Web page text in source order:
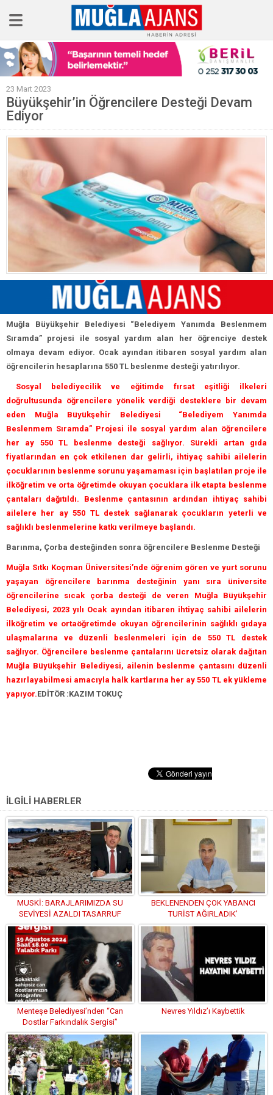
Ana Sayfa
Tüm Haberler
Köşe Yazıları
Sağlık
Magazin
23 Mart 2023
Büyükşehir’in Öğrencilere Desteği Devam
Ediyor
Muğla Büyükşehir Belediyesi “Belediyem Yanımda Beslenmem
Sıramda” projesi ile sosyal yardım alan her öğrenciye destek
olmaya devam ediyor. Ocak ayından itibaren sosyal yardım alan
öğrencilerin hesaplarına 550 TL beslenme desteği yatırılıyor.
Sosyal belediyecilik ve eğitimde fırsat eşitliği ilkeleri
doğrultusunda öğrencilere yönelik verdiği desteklere bir devam
eden Muğla Büyükşehir Belediyesi “Belediyem Yanımda
Beslenmem Sıramda” Projesi ile sosyal yardım alan öğrencilere
her ay 550 TL beslenme desteği sağlıyor. Sürekli artan gıda
fiyatlarından en çok etkilenen dar gelirli, ihtiyaç sahibi ailelerin
çocuklarının beslenme sorunu yaşamaması için başlatılan proje ile
ilköğretim ve orta öğretimde okuyan çocuklara ilk etapta beslenme
çantaları dağıtıldı. Beslenme çantasının ardından ihtiyaç sahibi
ailelere her ay 550 TL destek sağlanarak çocukların yeterli ve
sağlıklı beslenmelerine katkı verilmeye başlandı.
Barınma, Çorba desteğinden sonra öğrencilere Beslenme Desteği
Muğla Sıtkı Koçman Üniversitesi’nde öğrenim gören ve yurt sorunu
yaşayan öğrencilere barınma desteğinin yanı sıra üniversite
öğrencilerine sıcak çorba desteği de veren Muğla Büyükşehir
Belediyesi, 2023 yılı Ocak ayından itibaren ihtiyaç sahibi ailelerin
ilköğretim ve ortaöğretimde okuyan öğrencilerinin sağlıklı gıdaya
ulaşmalarına ve düzenli beslenmeleri için de 550 TL destek
sağlıyor. Öğrencilere beslenme çantalarını ücretsiz olarak dağıtan
Muğla Büyükşehir Belediyesi, ailenin beslenme çantasını düzenli
hazırlayabilmesi amacıyla halk kartlarına her ay 550 TL ek yükleme
yapıyor.EDİTÖR :KAZIM TOKUÇ
İLGİLİ HABERLER
MUSKİ: BARAJLARIMIZDA SU
SEVİYESİ AZALDI TASARRUF
ETMELİYİZ
BEKLENENDEN ÇOK YABANCI
TURİST AĞIRLADIK’
Menteşe Belediyesi’nden “Can
Dostlar Farkındalık Sergisi”
Nevres Yıldız’ı Kaybettik